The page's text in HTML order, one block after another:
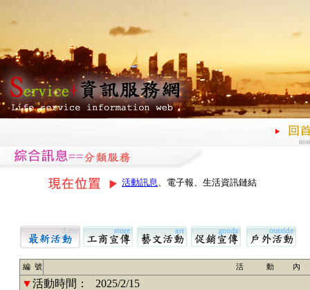
活動訊息、電子報、生活資訊鏈結
編 號 活 動 內
▼活動時間：
2025/2/15